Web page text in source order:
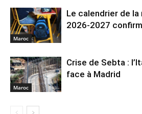
Maroc
Le calendrier de
2026-2027
Maroc
Crise de Sebta :
face à Madrid